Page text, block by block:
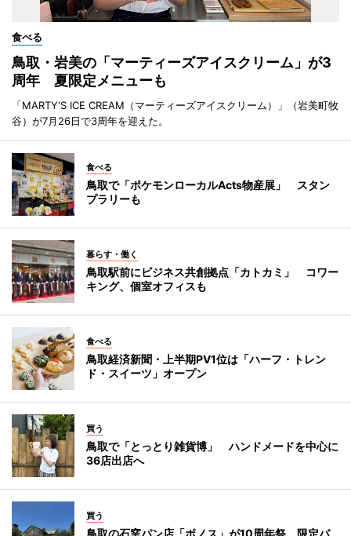
食べる
鳥取・岩美の「マーティーズアイスクリーム」が3
周年 夏限定メニューも
「MARTY'S ICE CREAM（マーティーズアイスクリーム）」（岩美町牧
谷）が7月26日で3周年を迎えた。
食べる
鳥取で「ポケモンローカルActs物産展」 スタン
プラリーも
暮らす・働く
鳥取駅前にビジネス共創拠点「カトカミ」 コワー
キング、個室オフィスも
食べる
鳥取経済新聞・上半期PV1位は「ハーフ・トレン
ド・スイーツ」オープン
買う
鳥取で「とっとり雑貨博」 ハンドメードを中心に
36店出店へ
買う
鳥取の石窯パン店「ボノス」が10周年祭 限定パ